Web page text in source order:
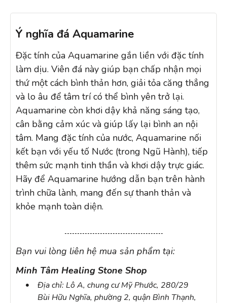
Ý nghĩa đá Aquamarine
Đặc tính của Aquamarine gắn liền với đặc tính
làm dịu. Viên đá này giúp bạn chấp nhận mọi
thứ một cách bình thản hơn, giải tỏa căng thẳng
và lo âu để tâm trí có thể bình yên trở lại.
Aquamarine còn khơi dậy khả năng sáng tạo,
cân bằng cảm xúc và giúp lấy lại bình an nội
tâm. Mang đặc tính của nước, Aquamarine nối
kết bạn với yếu tố Nước (trong Ngũ Hành), tiếp
thêm sức mạnh tinh thần và khơi dậy trực giác.
Hãy để Aquamarine hướng dẫn bạn trên hành
trình chữa lành, mang đến sự thanh thản và
khỏe mạnh toàn diện.
Bạn vui lòng liên hệ mua sản phẩm tại:
Minh Tâm Healing Stone Shop
Địa chỉ: Lô A, chung cư Mỹ Phước, 280/29
Bùi Hữu Nghĩa, phường 2, quận Bình Thạnh,